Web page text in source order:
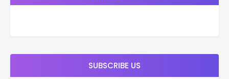
SUBSCRIBE US